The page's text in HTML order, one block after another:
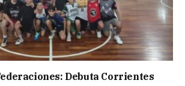
Debuta Corrientes